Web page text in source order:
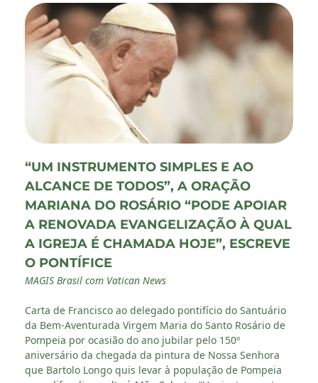
“UM INSTRUMENTO SIMPLES E AO
ALCANCE DE TODOS”, A ORAÇÃO
MARIANA DO ROSÁRIO “PODE APOIAR
A RENOVADA EVANGELIZAÇÃO À QUAL
A IGREJA É CHAMADA HOJE”, ESCREVE
O PONTÍFICE
MAGIS Brasil com Vatican News
Carta de Francisco ao delegado pontifício do Santuário
da Bem-Aventurada Virgem Maria do Santo Rosário de
Pompeia por ocasião do ano jubilar pelo 150º
aniversário da chegada da pintura de Nossa Senhora
que Bartolo Longo quis levar à população de Pompeia